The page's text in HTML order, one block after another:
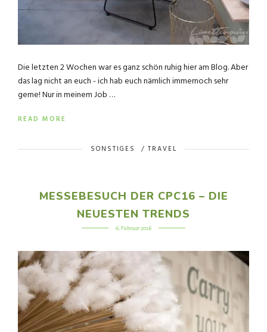
Die letzten 2 Wochen war es ganz schön ruhig hier am Blog. Aber
das lag nicht an euch - ich hab euch nämlich immernoch sehr
gerne! Nur in meinem Job …
READ MORE
SONSTIGES / TRAVEL
MESSEBESUCH DER CPC16 – DIE
NEUESTEN TRENDS
6. Februar 2016